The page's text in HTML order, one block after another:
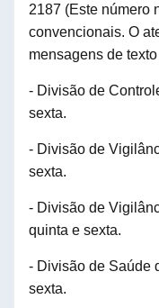
2187 (Este número
convencionais. O
mensagens de
- Divisão de
sexta.
- Divisão de
sexta.
- Divisão de
quinta e sexta.
- Divisão de Saúde
sexta.